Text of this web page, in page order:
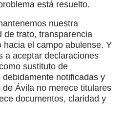
está resuelto.
nuestra
de trato, transparencia
hacia el campo abulense. Y
a aceptar declaraciones
sustituto de
notificadas y
Ávila no merece titulares
documentos, claridad y